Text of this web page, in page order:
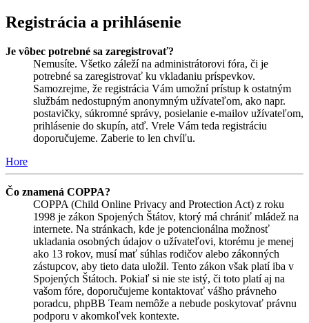
Registrácia a prihlásenie
Je vôbec potrebné sa zaregistrovať?
Nemusíte. Všetko záleží na administrátorovi fóra, či je
potrebné sa zaregistrovať ku vkladaniu príspevkov.
Samozrejme, že registrácia Vám umožní prístup k ostatným
službám nedostupným anonymným užívateľom, ako napr.
postavičky, súkromné správy, posielanie e-mailov užívateľom,
prihlásenie do skupín, atď. Vrele Vám teda registráciu
doporučujeme. Zaberie to len chvíľu.
Hore
Čo znamená COPPA?
COPPA (Child Online Privacy and Protection Act) z roku
1998 je zákon Spojených Štátov, ktorý má chrániť mládež na
internete. Na stránkach, kde je potencionálna možnosť
ukladania osobných údajov o užívateľovi, ktorému je menej
ako 13 rokov, musí mať súhlas rodičov alebo zákonných
zástupcov, aby tieto data uložil. Tento zákon však platí iba v
Spojených Štátoch. Pokiaľ si nie ste istý, či toto platí aj na
vašom fóre, doporučujeme kontaktovať vášho právneho
poradcu, phpBB Team nemôže a nebude poskytovať právnu
podporu v akomkoľvek kontexte.